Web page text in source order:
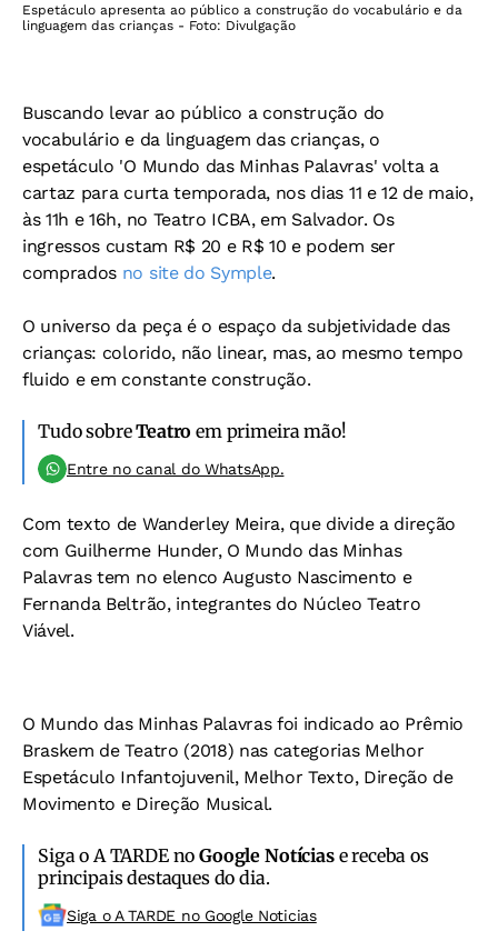
Espetáculo apresenta ao público a construção do vocabulário e da
linguagem das crianças - Foto: Divulgação
Buscando levar ao público a construção do
vocabulário e da linguagem das crianças, o
espetáculo 'O Mundo das Minhas Palavras' volta a
cartaz para curta temporada, nos dias 11 e 12 de maio,
às 11h e 16h, no Teatro ICBA, em Salvador. Os
ingressos custam R$ 20 e R$ 10 e podem ser
comprados no site do Symple.
O universo da peça é o espaço da subjetividade das
crianças: colorido, não linear, mas, ao mesmo tempo
fluido e em constante construção.
Tudo sobreTeatro em primeira mão!
Entre no canal do WhatsApp.
Com texto de Wanderley Meira, que divide a direção
com Guilherme Hunder, O Mundo das Minhas
Palavras tem no elenco Augusto Nascimento e
Fernanda Beltrão, integrantes do Núcleo Teatro
Viável.
O Mundo das Minhas Palavras foi indicado ao Prêmio
Braskem de Teatro (2018) nas categorias Melhor
Espetáculo Infantojuvenil, Melhor Texto, Direção de
Movimento e Direção Musical.
Siga o A TARDE noGoogle Notíciase receba os
principais destaques do dia.
Siga o A TARDE no Google Noticias